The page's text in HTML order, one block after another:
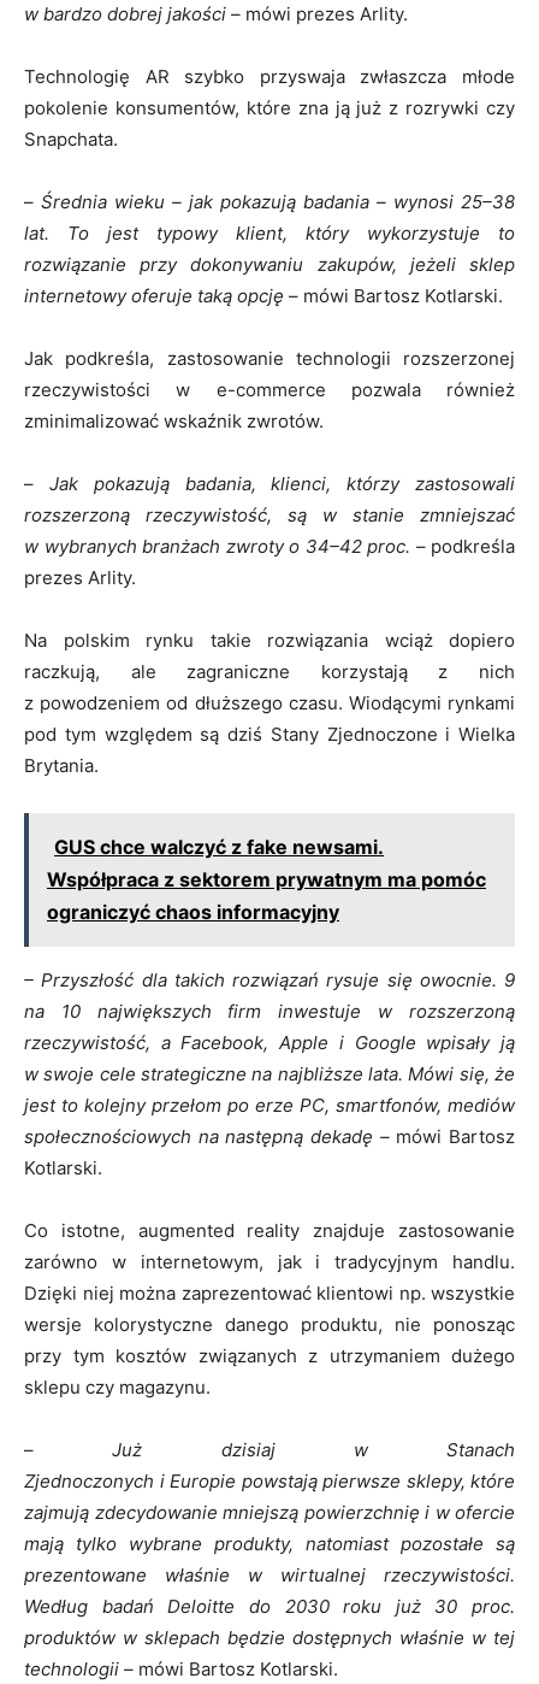
w bardzo dobrej jakości – mówi prezes Arlity.
Technologię AR szybko przyswaja zwłaszcza młode
pokolenie konsumentów, które zna ją już z rozrywki czy
Snapchata.
– Średnia wieku – jak pokazują badania – wynosi 25–38
lat. To jest typowy klient, który wykorzystuje to
rozwiązanie przy dokonywaniu zakupów, jeżeli sklep
internetowy oferuje taką opcję – mówi Bartosz Kotlarski.
Jak podkreśla, zastosowanie technologii rozszerzonej
rzeczywistości w e-commerce pozwala również
zminimalizować wskaźnik zwrotów.
– Jak pokazują badania, klienci, którzy zastosowali
rozszerzoną rzeczywistość, są w stanie zmniejszać
w wybranych branżach zwroty o 34–42 proc. – podkreśla
prezes Arlity.
Na polskim rynku takie rozwiązania wciąż dopiero
raczkują, ale zagraniczne korzystają z nich
z powodzeniem od dłuższego czasu. Wiodącymi rynkami
pod tym względem są dziś Stany Zjednoczone i Wielka
Brytania.
GUS chce walczyć z fake newsami.
Współpraca z sektorem prywatnym ma pomóc
ograniczyć chaos informacyjny
– Przyszłość dla takich rozwiązań rysuje się owocnie. 9
na 10 największych firm inwestuje w rozszerzoną
rzeczywistość, a Facebook, Apple i Google wpisały ją
w swoje cele strategiczne na najbliższe lata. Mówi się, że
jest to kolejny przełom po erze PC, smartfonów, mediów
społecznościowych na następną dekadę –mówi Bartosz
Kotlarski.
Co istotne, augmented reality znajduje zastosowanie
zarówno w internetowym, jak i tradycyjnym handlu.
Dzięki niej można zaprezentować klientowi np. wszystkie
wersje kolorystyczne danego produktu, nie ponosząc
przy tym kosztów związanych z utrzymaniem dużego
sklepu czy magazynu.
–Już dzisiaj w Stanach
Zjednoczonych i Europie powstają pierwsze sklepy, które
zajmują zdecydowanie mniejszą powierzchnię i w ofercie
mają tylko wybrane produkty, natomiast pozostałe są
prezentowane właśnie w wirtualnej rzeczywistości.
Według badań Deloitte do 2030 roku już 30 proc.
produktów w sklepach będzie dostępnych właśnie w tej
technologii – mówi Bartosz Kotlarski.